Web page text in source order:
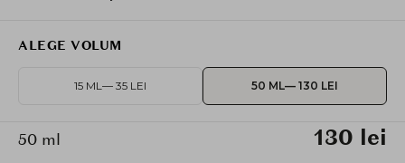
ALEGE VOLUM
15 ML — 35 LEI 50 ML— 130 LEI
50 ml 130 lei